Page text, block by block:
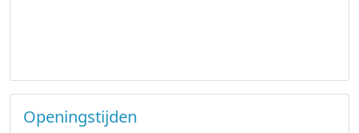
Openingstijden